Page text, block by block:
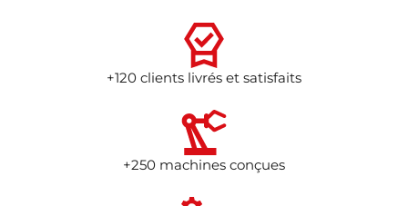
+120 clients livrés et satisfaits
+250 machines conçues